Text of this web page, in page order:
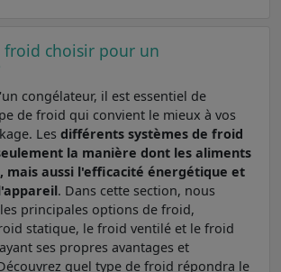
froid choisir pour un
congélateur, il est essentiel de
de froid qui convient le mieux à vos
Les différents systèmes de froid
la manière dont les aliments
mais aussi l'efficacité énergétique et
. Dans cette section, nous
principales options de froid,
statique, le froid ventilé et le froid
ses propres avantages et
quel type de froid répondra le